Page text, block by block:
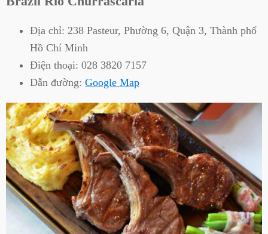
Địa chỉ: 238 Pasteur, Phường 6, Quận 3, Thành phố
Hồ Chí Minh
Điện thoại: 028 3820 7157
Dẫn đường: Google Map